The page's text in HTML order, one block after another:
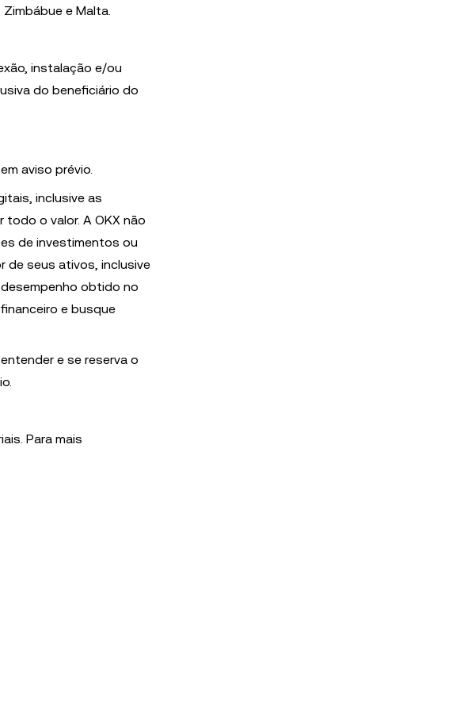
e Malta.
instalação e/ou
do beneficiário do
aviso prévio.
inclusive as
o valor. A OKX não
de investimentos ou
de seus ativos, inclusive
obtido no
e busque
e se reserva o
Para mais